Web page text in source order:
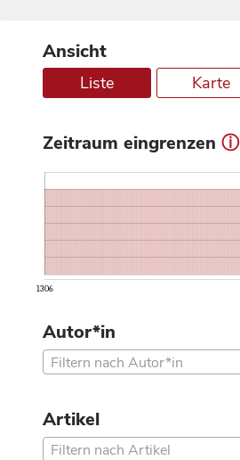
Ansicht
Liste Karte
Zeitraum eingrenzen ⓘ
1306
Autor*in
Filtern nach Autor*in
Artikel
Filtern nach Artikel